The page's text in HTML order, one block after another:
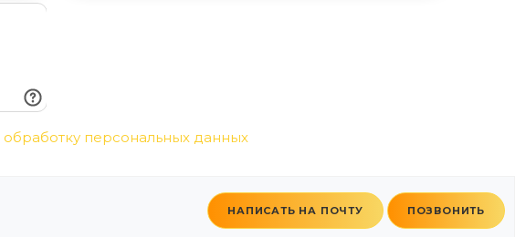
обработку персональных данных
НАПИСАТЬ НА ПОЧТУ ПОЗВОНИТЬ